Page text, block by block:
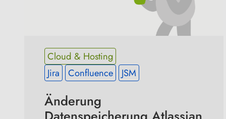
Cloud & Hosting
Jira
Confluence JSM
Änderung